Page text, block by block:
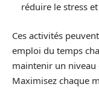
réduire le stress
Ces activités
emploi du temps
maintenir un niveau
Maximisez chaque